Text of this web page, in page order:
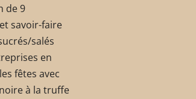
de 9
savoir-faire
salés
en
fêtes avec
à la truffe